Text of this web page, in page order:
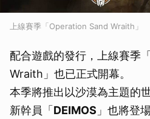
上線賽季「Operation Sand Wraith」
配合遊戲的發行，上線賽季
Wraith」也已正式開幕。
本季將推出以沙漠為主題的
新幹員「 DEIMOS 」也將登場